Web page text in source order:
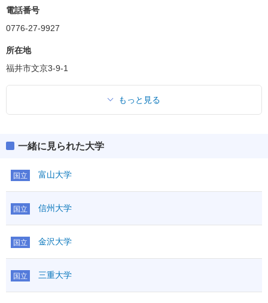
電話番号
0776-27-9927
所在地
福井市文京3-9-1
もっと見る
一緒に見られた大学
国立 富山大学
国立 信州大学
国立 金沢大学
国立 三重大学